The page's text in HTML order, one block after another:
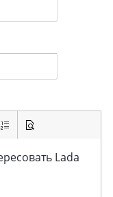
Lada